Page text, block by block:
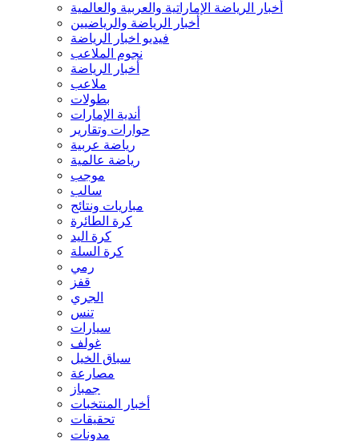
أخبار الرياضة الإماراتية والعربية والعالمية
أخبار الرياضة والرياضيين
فيديو اخبار الرياضة
نجوم الملاعب
أخبار الرياضة
ملاعب
بطولات
أندية الإمارات
حوارات وتقارير
رياضة عربية
رياضة عالمية
موجب
سالب
مباريات ونتائج
كرة الطائرة
كرة اليد
كرة السلة
رمي
قفز
الجري
تنس
سيارات
غولف
سباق الخيل
مصارعة
جمباز
أخبار المنتخبات
تحقيقات
مدونات